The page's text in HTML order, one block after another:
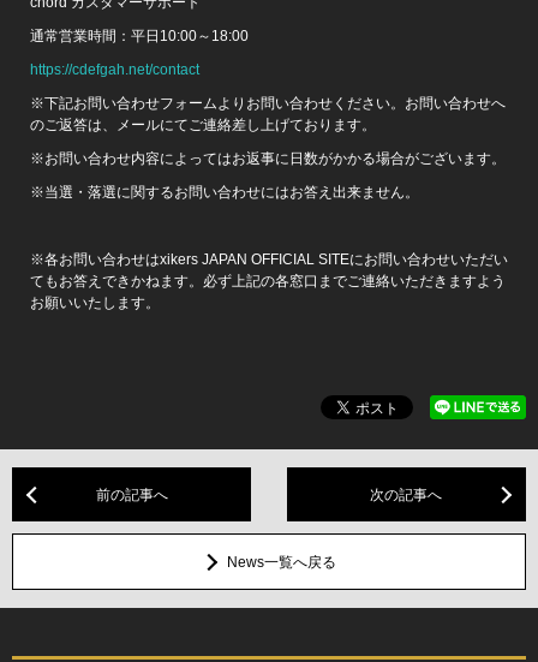
通常営業時間：平日10:00～18:00
https://cdefgah.net/contact
※下記お問い合わせフォームよりお問い合わせください。お問い合わせへ
のご返答は、メールにてご連絡差し上げております。
※お問い合わせ内容によってはお返事に日数がかかる場合がございます。
※当選・落選に関するお問い合わせにはお答え出来ません。
※各お問い合わせはxikers JAPAN OFFICIAL SITEにお問い合わせいただい
てもお答えできかねます。必ず上記の各窓口までご連絡いただきますよう
お願いいたします。
前の記事へ 次の記事へ
News一覧へ戻る